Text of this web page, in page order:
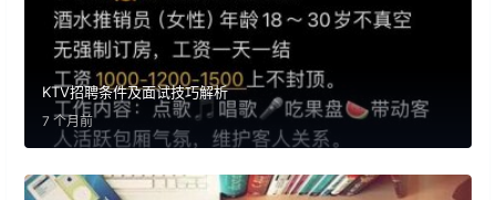
KTV招聘条件及面试技巧解析
7 个月前